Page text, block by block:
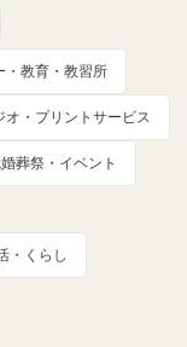
・教育・教習所
オ・プリントサービス
葬祭・イベント
・くらし